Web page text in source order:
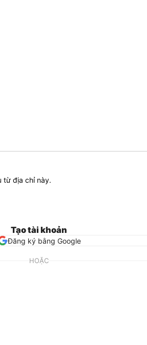
từ địa chỉ này.
Tạo tài khoản
Đăng ký bằng Google
HOẶC